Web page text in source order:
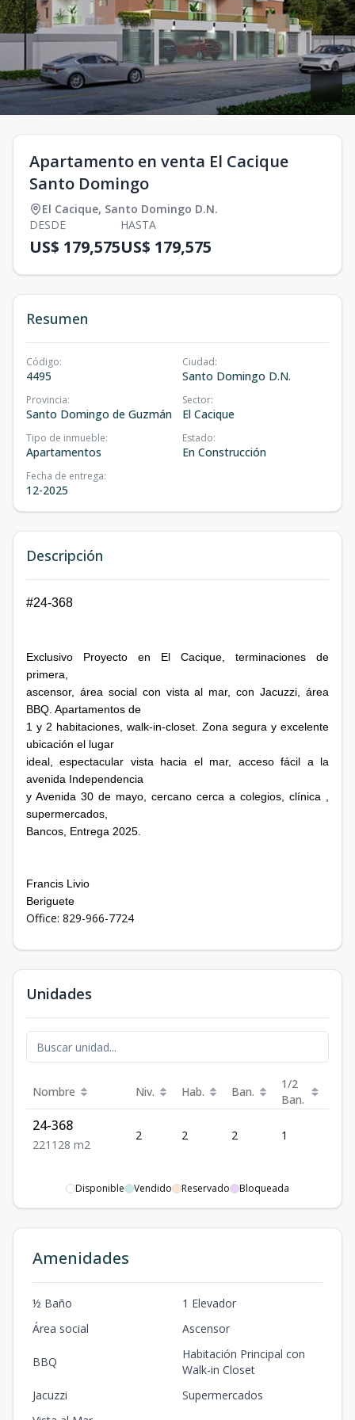
Apartamento en venta El Cacique
Santo Domingo
El Cacique, Santo Domingo D.N.
DESDE
US$ 179,575
HASTA
US$ 179,575
Resumen
Código:
4495
Ciudad:
Santo Domingo D.N.
Provincia:
Santo Domingo de Guzmán
Sector:
El Cacique
Tipo de inmueble:
Apartamentos
Estado:
En Construcción
Fecha de entrega:
12-2025
Descripción
#24-368
Exclusivo Proyecto en El Cacique, terminaciones de
primera,
ascensor, área social con vista al mar, con Jacuzzi, área
BBQ. Apartamentos de
1 y 2 habitaciones, walk-in-closet. Zona segura y excelente
ubicación el lugar
ideal, espectacular vista hacia el mar, acceso fácil a la
avenida Independencia
y Avenida 30 de mayo, cercano cerca a colegios, clínica ,
supermercados,
Bancos, Entrega 2025.
Francis Livio
Beriguete
Office: 829-966-7724
Unidades
Nombre Niv. Hab. Ban.
1/2
Ban.
24-368
221 128 m2
2 2 2 1
Disponible Vendido Reservado Bloqueada
Amenidades
½ Baño
1 Elevador
Área social
Ascensor
BBQ
Habitación Principal con
Walk-in Closet
Jacuzzi
Supermercados